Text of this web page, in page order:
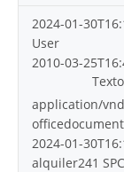
2024-01-
User
2010-03-
application/
2024-01-
alquiler241